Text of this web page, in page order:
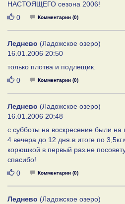
НАСТОЯЩЕГО сезона 2006!
Нравится
0 Комментарии (0)
Леднево (Ладожское озеро)
16.01.2006 20:50
только плотва и подлещик.
Нравится
0 Комментарии (0)
Леднево (Ладожское озеро)
16.01.2006 20:48
с субботы на воскресение были на
4 вечера до 12 дня.в итоге по
корюшкой в первый раз.не
спасибо!
Нравится
0 Комментарии (0)
Леднево (Ладожское озеро)